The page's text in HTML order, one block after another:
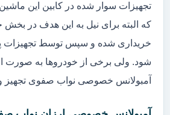
تجهیزات سوار شده در کابین این
که البته برای نیل به این هدف در
خریداری شده و سپس توسط
شود. ولی برخی از خودروها به صورت
آمبولانس خصوصی نواب صفوی تجهیز